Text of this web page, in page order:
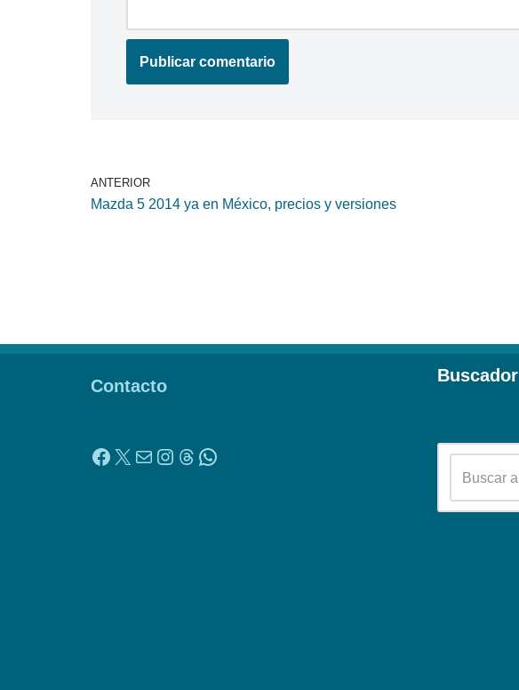
ANTERIOR
Mazda 5 2014 ya en México, precios y versiones
Contacto
Buscador